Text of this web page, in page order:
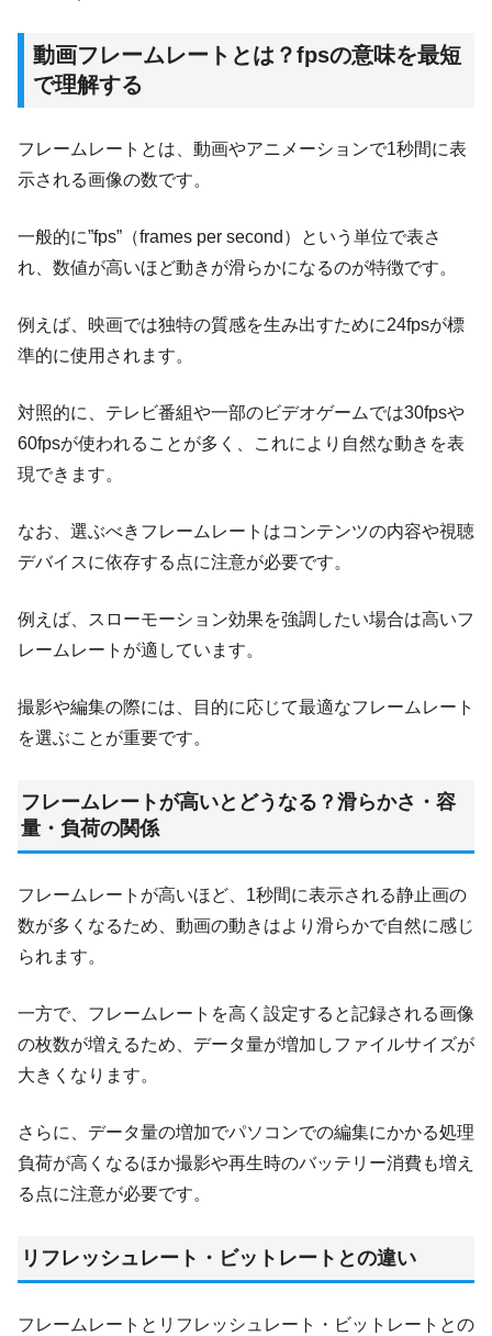
動画フレームレートとは？fpsの意味を最短
で理解する
フレームレートとは、動画やアニメーションで1秒間に表
示される画像の数です。
一般的に”fps”（frames per second）という単位で表さ
れ、数値が高いほど動きが滑らかになるのが特徴です。
例えば、映画では独特の質感を生み出すために24fpsが標
準的に使用されます。
対照的に、テレビ番組や一部のビデオゲームでは30fpsや
60fpsが使われることが多く、これにより自然な動きを表
現できます。
なお、選ぶべきフレームレートはコンテンツの内容や視聴
デバイスに依存する点に注意が必要です。
例えば、スローモーション効果を強調したい場合は高いフ
レームレートが適しています。
撮影や編集の際には、目的に応じて最適なフレームレート
を選ぶことが重要です。
フレームレートが高いとどうなる？滑らかさ・容
量・負荷の関係
フレームレートが高いほど、1秒間に表示される静止画の
数が多くなるため、動画の動きはより滑らかで自然に感じ
られます。
一方で、フレームレートを高く設定すると記録される画像
の枚数が増えるため、データ量が増加しファイルサイズが
大きくなります。
さらに、データ量の増加でパソコンでの編集にかかる処理
負荷が高くなるほか撮影や再生時のバッテリー消費も増え
る点に注意が必要です。
リフレッシュレート・ビットレートとの違い
フレームレートとリフレッシュレート・ビットレートとの